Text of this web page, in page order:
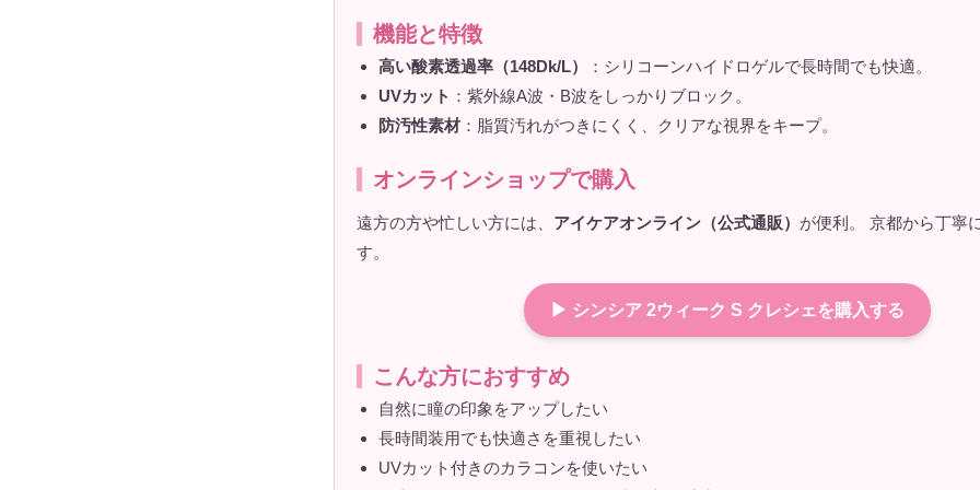
機能と特徴
高い酸素透過率（148Dk/L）
：シリコーンハイドロゲルで長時間でも快適。
UVカット ：紫外線A波・B波をしっかりブロック。
防汚性素材：脂質汚れがつきにくく、クリアな視界をキープ。
オンラインショップで購入
遠方の方や忙しい方には、 アイケアオンライン（公式通販） が便利。 京都から丁寧
す。
▶ シンシア 2ウィーク S クレシェを購入する
こんな方におすすめ
自然に瞳の印象をアップしたい
長時間装用でも快適さを重視したい
UVカット付きのカラコンを使いたい